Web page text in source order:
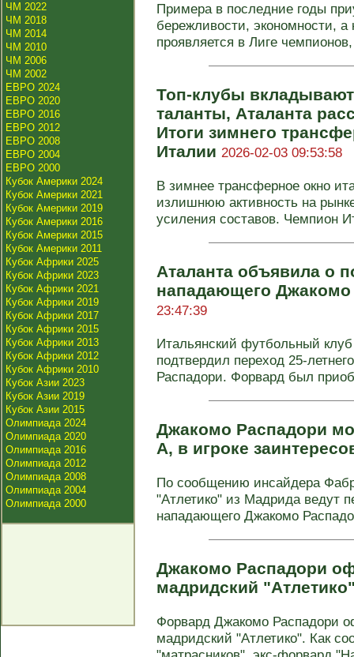
ЧМ 2022
ЧМ 2018
ЧМ 2014
ЧМ 2010
ЧМ 2006
ЧМ 2002
ЕВРО 2024
ЕВРО 2020
ЕВРО 2016
ЕВРО 2012
ЕВРО 2008
ЕВРО 2004
ЕВРО 2000
Кубок Америки 2024
Кубок Америки 2021
Кубок Америки 2019
Кубок Америки 2016
Кубок Америки 2015
Кубок Америки 2011
Кубок Африки 2025
Кубок Африки 2023
Кубок Африки 2021
Кубок Африки 2019
Кубок Африки 2017
Кубок Африки 2015
Кубок Африки 2013
Кубок Африки 2012
Кубок Африки 2010
Кубок Азии 2023
Кубок Азии 2019
Кубок Азии 2015
Олимпиада 2024
Олимпиада 2020
Олимпиада 2016
Олимпиада 2012
Олимпиада 2008
Олимпиада 2004
Олимпиада 2000
Примера в последние годы
бережливости, экономности, а
проявляется в Лиге
Топ-клубы
таланты, Аталанта
Итоги зимнего
Италии 2026-02-03 09:53:58
В зимнее трансферное окно
излишнюю активность на
усиления составов. Чемпион
Аталанта объявила о
нападающего
23:47:39
Итальянский футбольный
подтвердил переход 25-
Распадори. Форвард был
Джакомо Распадори
А, в игроке
По сообщению инсайдера
"Атлетико" из Мадрида ведут
нападающего Джакомо
Джакомо Распадори
мадридский
Форвард Джакомо Распадори
мадридский "Атлетико". Как